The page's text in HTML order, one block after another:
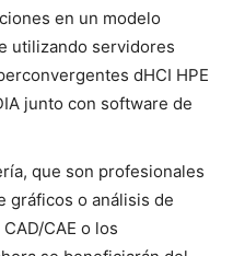
en un modelo
utilizando servidores
dHCI HPE
junto con software de
que son profesionales
gráficos o análisis de
CAE o los